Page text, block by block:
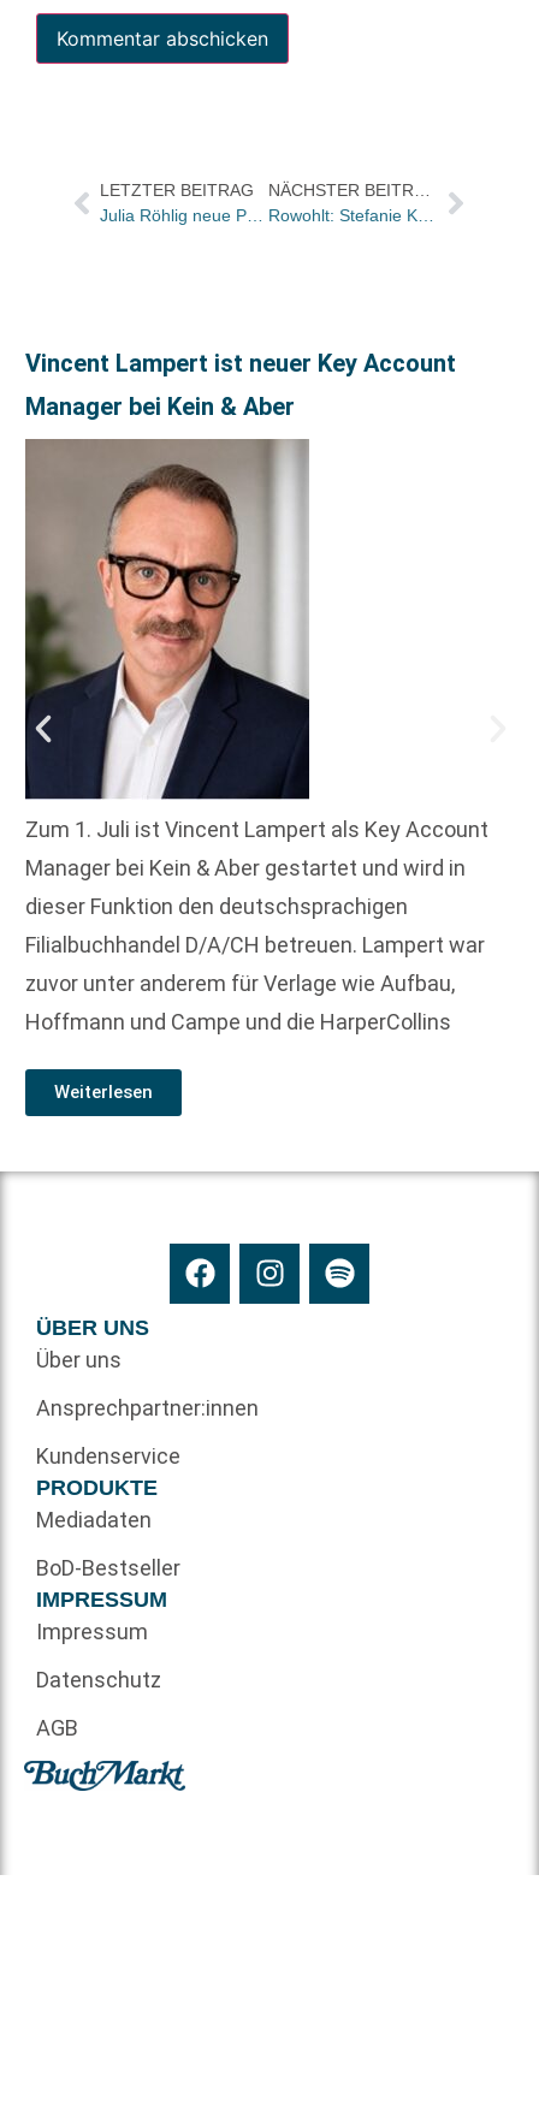
LETZTER BEITRAG
Julia Röhlig neue Programmleiterin bei Arena
Vincent Lampert ist neuer Key Account
Manager bei Kein & Aber
Zum 1. Juli ist Vincent Lampert als Key Account
Manager bei Kein & Aber gestartet und wird in
dieser Funktion den deutschsprachigen
Filialbuchhandel D/A/CH betreuen. Lampert war
zuvor unter anderem für Verlage wie Aufbau,
Hoffmann und Campe und die HarperCollins
Weiterlesen
ÜBER UNS
Über uns
Ansprechpartner:innen
Kundenservice
PRODUKTE
Mediadaten
BoD-Bestseller
IMPRESSUM
Impressum
Datenschutz
AGB